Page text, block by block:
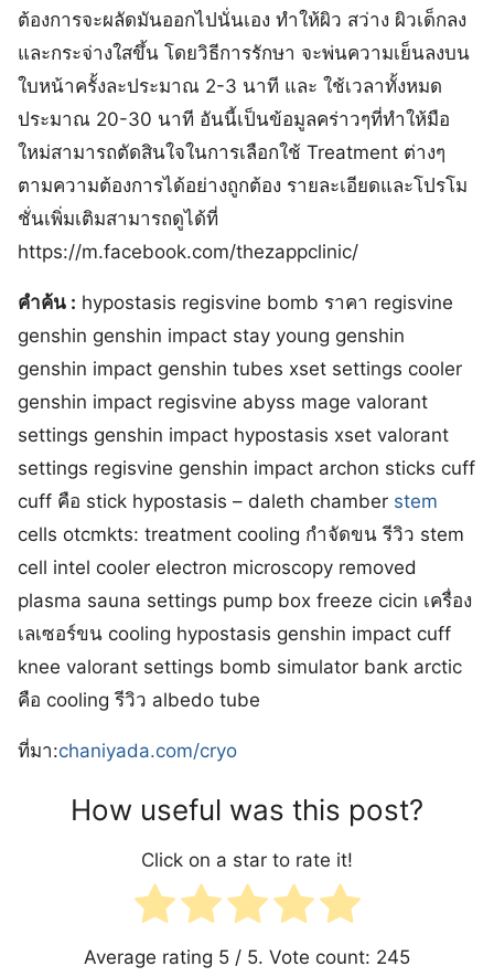
ต้องการจะผลัดมันออกไปนั่นเอง ทำให้ผิว สว่าง ผิวเด็กลง
และกระจ่างใสขึ้น โดยวิธีการรักษา จะพ่นความเย็นลงบน
ใบหน้าครั้งละประมาณ 2-3 นาที และ ใช้เวลาทั้งหมด
ประมาณ 20-30 นาที อันนี้เป็นข้อมูลคร่าวๆที่ทำให้มือ
ใหม่สามารถตัดสินใจในการเลือกใช้ Treatment ต่างๆ
ตามความต้องการได้อย่างถูกต้อง รายละเอียดและโปรโม
ชั่นเพิ่มเติมสามารถดูได้ที่
https://m.facebook.com/thezappclinic/
คำค้น : hypostasis regisvine bomb ราคา regisvine
genshin genshin impact stay young genshin
genshin impact genshin tubes xset settings cooler
genshin impact regisvine abyss mage valorant
settings genshin impact hypostasis xset valorant
settings regisvine genshin impact archon sticks cuff
cuff คือ stick hypostasis – daleth chamber stem
cells otcmkts: treatment cooling กําจัดขน รีวิว stem
cell intel cooler electron microscopy removed
plasma sauna settings pump box freeze cicin เครื่อง
เลเซอร์ขน cooling hypostasis genshin impact cuff
knee valorant settings bomb simulator bank arctic
คือ cooling รีวิว albedo tube
ที่มา:chaniyada.com/cryo
How useful was this post?
Click on a star to rate it!
Average rating 5 / 5. Vote count: 245